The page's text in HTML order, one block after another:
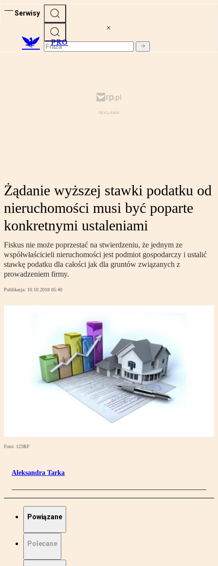
Serwisy
PRO
Żądanie wyższej stawki podatku od
nieruchomości musi być poparte
konkretnymi ustaleniami
Fiskus nie może poprzestać na stwierdzeniu, że jednym ze
współwłaścicieli nieruchomości jest podmiot gospodarczy i ustalić
stawkę podatku dla całości jak dla gruntów związanych z
prowadzeniem firmy.
Publikacja: 10.10.2018 05:40
Foto: 123RF
Aleksandra Tarka
Powiązane
Polecane